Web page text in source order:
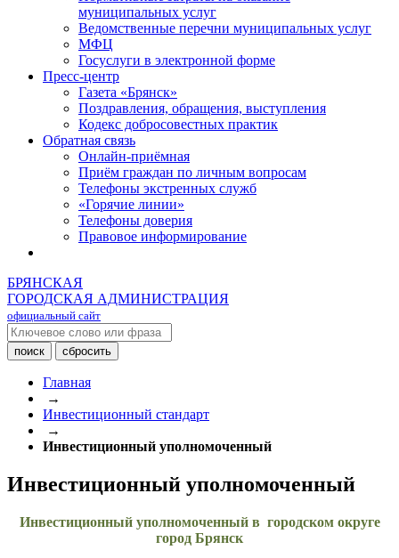
муниципальных услуг
Ведомственные перечни муниципальных услуг
МФЦ
Госуслуги в электронной форме
Пресс-центр
Газета «Брянск»
Поздравления, обращения, выступления
Кодекс добросовестных практик
Обратная связь
Онлайн-приёмная
Приём граждан по личным вопросам
Телефоны экстренных служб
«Горячие линии»
Телефоны доверия
Правовое информирование
БРЯНСКАЯ
ГОРОДСКАЯ АДМИНИСТРАЦИЯ
официальный сайт
Главная
→
Инвестиционный стандарт
→
Инвестиционный уполномоченный
Инвестиционный уполномоченный
Инвестиционный уполномоченный в городском округе
город Брянск